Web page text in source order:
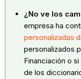
¿No ve los
empresa ha
personalizadas
personalizados
Financiación o
de los